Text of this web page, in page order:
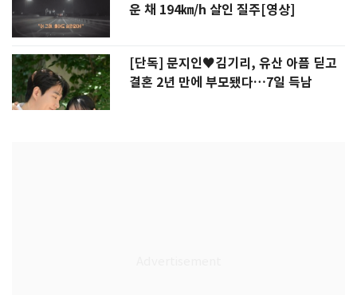
운 채 194㎞/h 살인 질주[영상]
[단독] 문지인♥김기리, 유산 아픔 딛고
결혼 2년 만에 부모됐다…7일 득남